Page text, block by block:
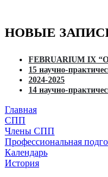
НОВЫЕ
FEBRUARIUM IX
15 научно-
2024-2025
14 научно-
Главная
СПП
Члены СПП
Профессиональная
Календарь
История